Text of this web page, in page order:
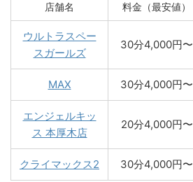
店舗名 料金（最安値）
ウルトラスペー
スガールズ
30分4,000円〜
MAX 30分4,000円〜
エンジェルキッ
ス 本厚木店
20分4,000円〜
クライマックス2 30分4,000円〜